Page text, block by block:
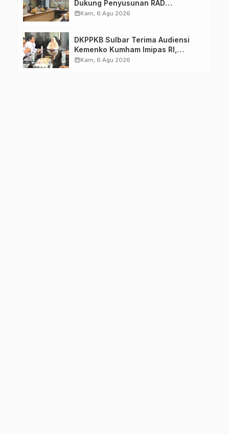
Dukung Penyusunan RAD
TPB/SDGs Sulawesi Barat
calendar_monthKam, 6 Agu 2026
DKPPKB Sulbar Terima Audiensi
Kemenko Kumham Imipas RI,
Perkuat Pelayanan Kesehatan bagi
calendar_monthKam, 6 Agu 2026